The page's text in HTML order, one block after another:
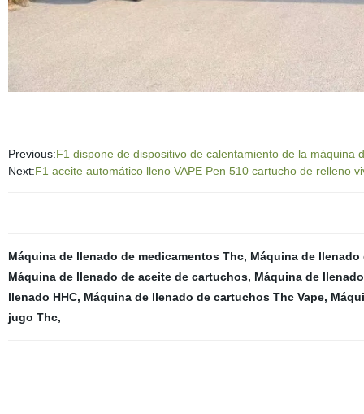
Previous:F1 dispone de dispositivo de calentamiento de la máquina
Next:F1 aceite automático lleno VAPE Pen 510 cartucho de relleno
Máquina de llenado de medicamentos Thc, Máquina de
Máquina de llenado de aceite de cartuchos, Máquina de
llenado HHC, Máquina de llenado de cartuchos Thc Vape,
jugo Thc,